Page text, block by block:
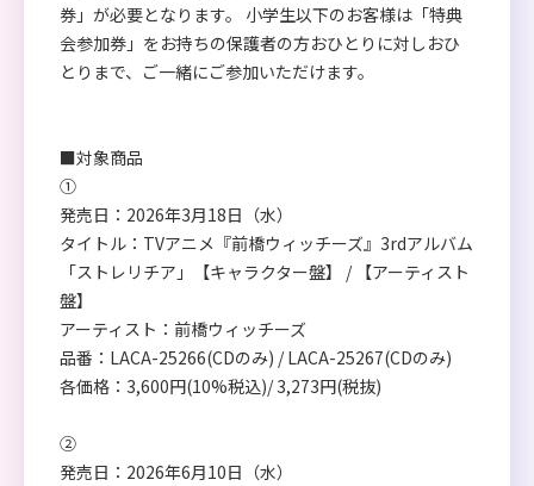
券」が必要となります。 小学生以下のお客様は「特典
会参加券」をお持ちの保護者の方おひとりに対しおひ
とりまで、ご一緒にご参加いただけます。
■対象商品
①
発売日：2026年3月18日（水）
タイトル：TVアニメ『前橋ウィッチーズ』3rdアルバム
「ストレリチア」【キャラクター盤】 / 【アーティスト
盤】
アーティスト：前橋ウィッチーズ
品番：LACA-25266(CDのみ) / LACA-25267(CDのみ)
各価格：3,600円(10%税込)/ 3,273円(税抜)
②
発売日：2026年6月10日（水）